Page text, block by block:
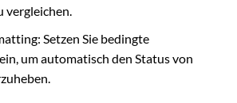
vergleichen.
Setzen Sie bedingte
um automatisch den Status von